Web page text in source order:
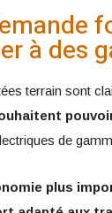
à des
terrain sont
de
plus